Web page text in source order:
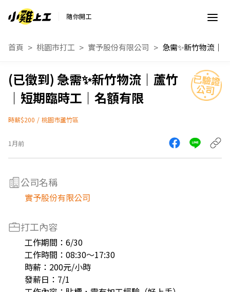
隨你開工
首頁 桃園市打工 實予股份有限公司
急需✨新竹物流｜蘆竹
｜短期臨時工｜名額有限
時薪$200 / 桃園市蘆竹區
1月前
公司名稱
實予股份有限公司
打工內容
工作期間：6/30
工作時間：08:30～17:30
時薪：200元/小時
發薪日：7/1